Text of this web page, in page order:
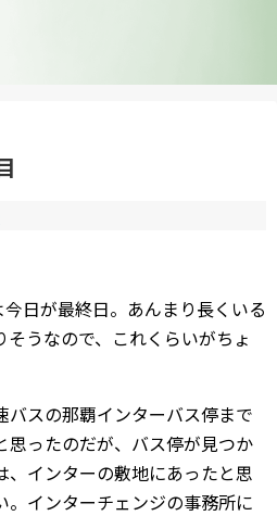
日が最終日。あんまり長くいる
うなので、これくらいがちょ
バスの那覇インターバス停まで
思ったのだが、バス停が見つか
、インターの敷地にあったと思
。インターチェンジの事務所に